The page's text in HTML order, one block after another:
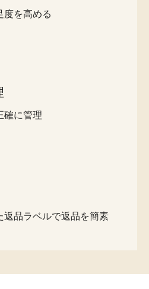
度を高める
確に管理
返品ラベルで返品を簡素